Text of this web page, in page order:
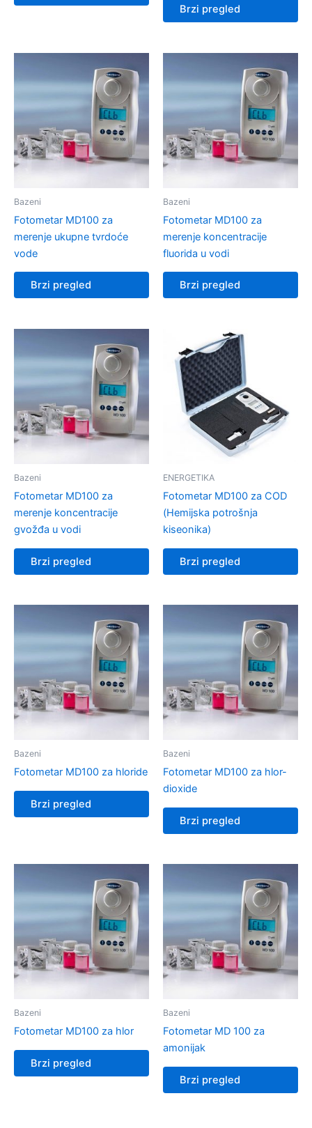
Brzi pregled
Bazeni
Fotometar MD100 za
merenje ukupne tvrdoće
vode
Brzi pregled
Bazeni
Fotometar MD100 za
merenje koncentracije
fluorida u vodi
Brzi pregled
Bazeni
Fotometar MD100 za
merenje koncentracije
gvožđa u vodi
Brzi pregled
ENERGETIKA
Fotometar MD100 za COD
(Hemijska potrošnja
kiseonika)
Brzi pregled
Bazeni
Fotometar MD100 za hloride
Brzi pregled
Bazeni
Fotometar MD100 za hlor-
dioxide
Brzi pregled
Bazeni
Fotometar MD100 za hlor
Brzi pregled
Bazeni
Fotometar MD 100 za
amonijak
Brzi pregled